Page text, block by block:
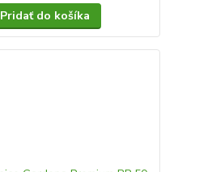
Pridať do košíka